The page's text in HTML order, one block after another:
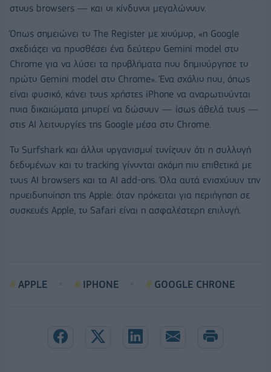
στους browsers — και οι κίνδυνοι μεγαλώνουν.
Όπως σημειώνει το The Register με χιούμορ, «η Google
σχεδιάζει να προσθέσει ένα δεύτερο Gemini model στο
Chrome για να λύσει τα προβλήματα που δημιούργησε το
πρώτο Gemini model στο Chrome». Ένα σχόλιο που, όπως
είναι φυσικό, κάνει τους χρήστες iPhone να αναρωτιούνται
ποια δικαιώματα μπορεί να δώσουν — ίσως άθελά τους —
στις AI λειτουργίες της Google μέσα στο Chrome.
Το Surfshark και άλλοι οργανισμοί τονίζουν ότι η συλλογή
δεδομένων και το tracking γίνονται ακόμη πιο επιθετικά με
τους AI browsers και τα AI add-ons. Όλα αυτά ενισχύουν την
προειδοποίηση της Apple: όταν πρόκειται για περιήγηση σε
συσκευές Apple, το Safari είναι η ασφαλέστερη επιλογή.
APPLE IPHONE GOOGLE CHRONE